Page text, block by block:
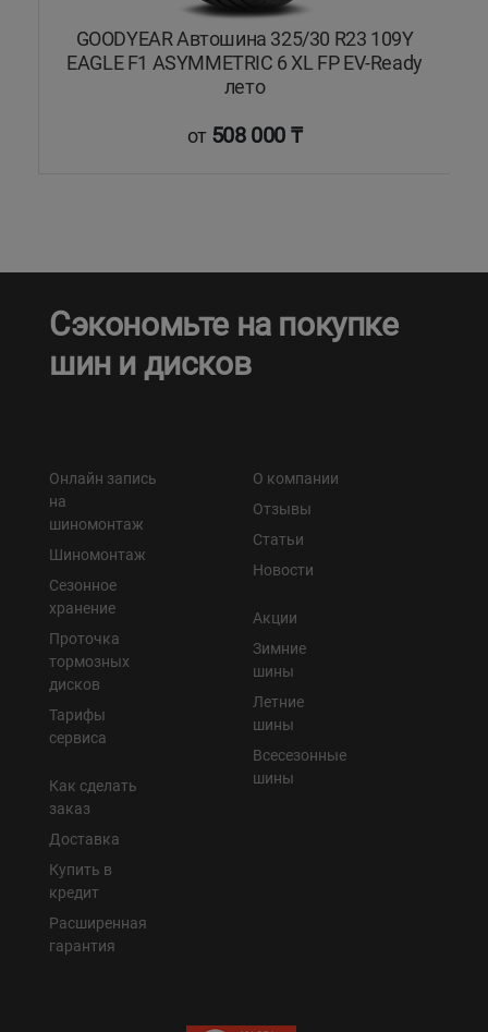
GOODYEAR Автошина 325/30 R23 109Y
EAGLE F1 ASYMMETRIC 6 XL FP EV-Ready
лето
от 508 000 ₸
Сэкономьте на покупке
шин и дисков
Онлайн запись
на
шиномонтаж
Шиномонтаж
Сезонное
хранение
Проточка
тормозных
дисков
Тарифы
сервиса
Как сделать
заказ
Доставка
Купить в
кредит
Расширенная
гарантия
О компании
Отзывы
Статьи
Новости
Акции
Зимние
шины
Летние
шины
Всесезонные
шины